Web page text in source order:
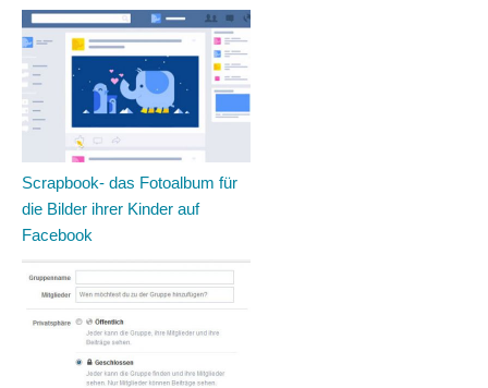
Scrapbook- das Fotoalbum für
die Bilder ihrer Kinder auf
Facebook